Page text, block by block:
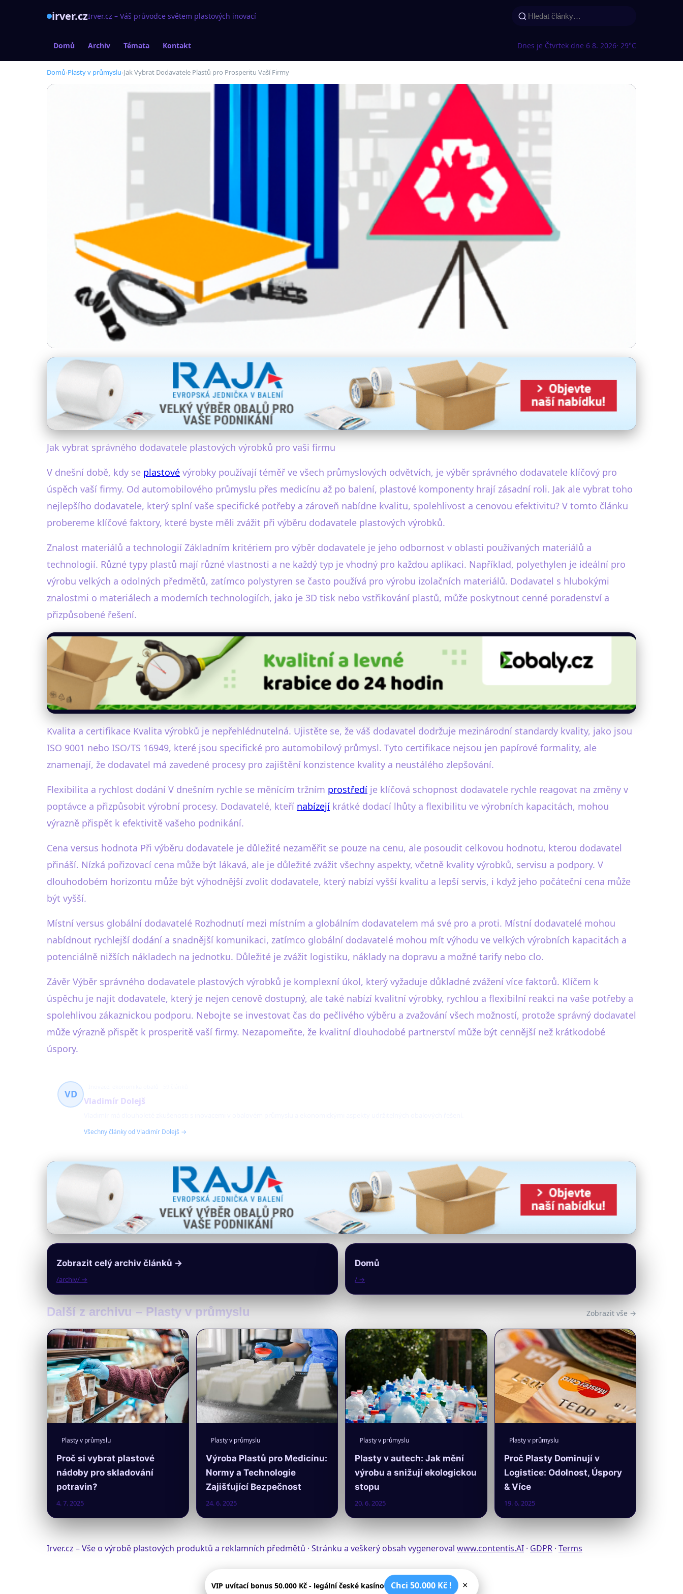
irver.czIrver.cz – Váš průvodce světem plastových inovací
Domů Archiv Témata Kontakt Dnes je Čtvrtek dne 6 8. 2026· 29°C
Domů›Plasty v průmyslu›Jak Vybrat Dodavatele Plastů pro Prosperitu Vaší Firmy
Plasty v průmyslu
Jak Vybrat Dodavatele Plastů pro Prosperitu Vaší Firmy
26. 5. 2025· 4 min čtení · Autor: Vladimír Dolejš
Jak vybrat správného dodavatele plastových výrobků pro vaši firmu
V dnešní době, kdy se plastové výrobky používají téměř ve všech průmyslových odvětvích, je výběr správného dodavatele klíčový pro
úspěch vaší firmy. Od automobilového průmyslu přes medicínu až po balení, plastové komponenty hrají zásadní roli. Jak ale vybrat toho
nejlepšího dodavatele, který splní vaše specifické potřeby a zároveň nabídne kvalitu, spolehlivost a cenovou efektivitu? V tomto článku
probereme klíčové faktory, které byste měli zvážit při výběru dodavatele plastových výrobků.
Znalost materiálů a technologií Základním kritériem pro výběr dodavatele je jeho odbornost v oblasti používaných materiálů a
technologií. Různé typy plastů mají různé vlastnosti a ne každý typ je vhodný pro každou aplikaci. Například, polyethylen je ideální pro
výrobu velkých a odolných předmětů, zatímco polystyren se často používá pro výrobu izolačních materiálů. Dodavatel s hlubokými
znalostmi o materiálech a moderních technologiích, jako je 3D tisk nebo vstřikování plastů, může poskytnout cenné poradenství a
přizpůsobené řešení.
Kvalita a certifikace Kvalita výrobků je nepřehlédnutelná. Ujistěte se, že váš dodavatel dodržuje mezinárodní standardy kvality, jako jsou
ISO 9001 nebo ISO/TS 16949, které jsou specifické pro automobilový průmysl. Tyto certifikace nejsou jen papírové formality, ale
znamenají, že dodavatel má zavedené procesy pro zajištění konzistence kvality a neustálého zlepšování.
Flexibilita a rychlost dodání V dnešním rychle se měnícím tržním prostředí je klíčová schopnost dodavatele rychle reagovat na změny v
poptávce a přizpůsobit výrobní procesy. Dodavatelé, kteří nabízejí krátké dodací lhůty a flexibilitu ve výrobních kapacitách, mohou
výrazně přispět k efektivitě vašeho podnikání.
Cena versus hodnota Při výběru dodavatele je důležité nezaměřit se pouze na cenu, ale posoudit celkovou hodnotu, kterou dodavatel
přináší. Nízká pořizovací cena může být lákavá, ale je důležité zvážit všechny aspekty, včetně kvality výrobků, servisu a podpory. V
dlouhodobém horizontu může být výhodnější zvolit dodavatele, který nabízí vyšší kvalitu a lepší servis, i když jeho počáteční cena může
být vyšší.
Místní versus globální dodavatelé Rozhodnutí mezi místním a globálním dodavatelem má své pro a proti. Místní dodavatelé mohou
nabídnout rychlejší dodání a snadnější komunikaci, zatímco globální dodavatelé mohou mít výhodu ve velkých výrobních kapacitách a
potenciálně nižších nákladech na jednotku. Důležité je zvážit logistiku, náklady na dopravu a možné tarify nebo clo.
Závěr Výběr správného dodavatele plastových výrobků je komplexní úkol, který vyžaduje důkladné zvážení více faktorů. Klíčem k
úspěchu je najít dodavatele, který je nejen cenově dostupný, ale také nabízí kvalitní výrobky, rychlou a flexibilní reakci na vaše potřeby a
spolehlivou zákaznickou podporu. Nebojte se investovat čas do pečlivého výběru a zvažování všech možností, protože správný dodavatel
může výrazně přispět k prosperitě vaší firmy. Nezapomeňte, že kvalitní dlouhodobé partnerství může být cennější než krátkodobé
úspory.
VD
Vladimír Dolejš
Všechny články od Vladimír Dolejš →
Zobrazit celý archiv článků →
/archiv/ →
Domů
/ →
Další z archivu – Plasty v průmyslu Zobrazit vše →
Plasty v průmyslu
Proč si vybrat plastové
nádoby pro skladování
potravin?
4. 7. 2025
Plasty v průmyslu
Výroba Plastů pro Medicínu:
Normy a Technologie
Zajišťující Bezpečnost
24. 6. 2025
Plasty v průmyslu
Plasty v autech: Jak mění
výrobu a snižují ekologickou
stopu
20. 6. 2025
Plasty v průmyslu
Proč Plasty Dominují v
Logistice: Odolnost, Úspory
& Více
19. 6. 2025
Irver.cz – Vše o výrobě plastových produktů a reklamních předmětů · Stránku a veškerý obsah vygeneroval www.contentis.AI · GDPR · Terms
VIP uvítací bonus 50.000 Kč - legální české kasíno Chci 50.000 Kč ! ×